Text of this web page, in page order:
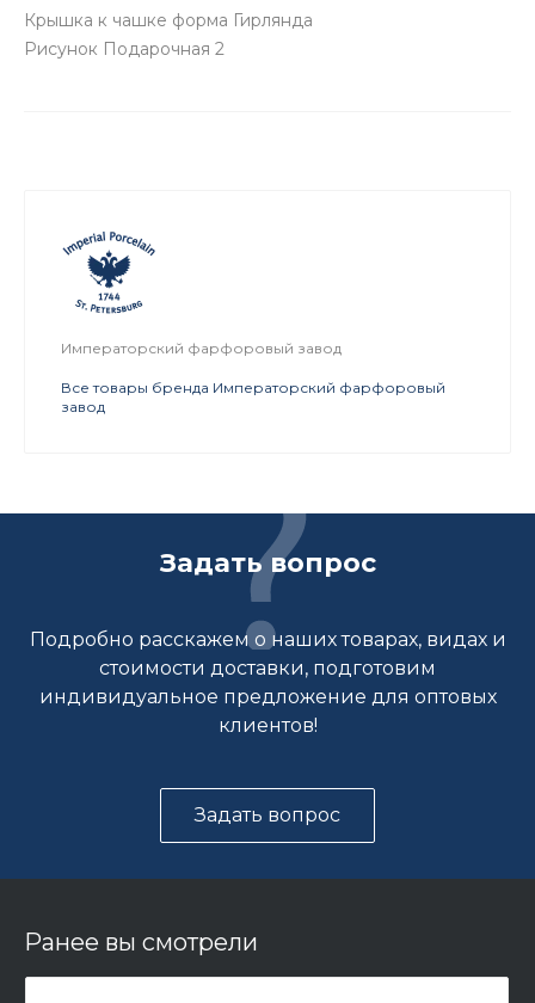
Крышка к чашке форма Гирлянда
Рисунок Подарочная 2
Императорский фарфоровый завод
Все товары бренда Императорский фарфоровый
завод
Задать вопрос
Подробно расскажем о наших товарах, видах и
стоимости доставки, подготовим
индивидуальное предложение для оптовых
клиентов!
Задать вопрос
Ранее вы смотрели